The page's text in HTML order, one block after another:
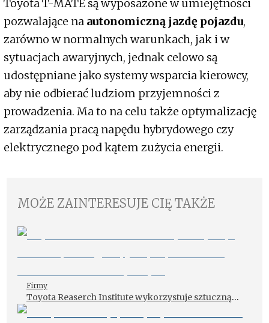
Toyota T-MATE są wyposażone w umiejętności
pozwalające na autonomiczną jazdę pojazdu,
zarówno w normalnych warunkach, jak i w
sytuacjach awaryjnych, jednak celowo są
udostępniane jako systemy wsparcia kierowcy,
aby nie odbierać ludziom przyjemności z
prowadzenia. Ma to na celu także optymalizację
zarządzania pracą napędu hybrydowego czy
elektrycznego pod kątem zużycia energii.
MOŻE ZAINTERESUJE CIĘ TAKŻE
Firmy
Toyota Reaserch Institute wykorzystuje sztuczną
inteligencję do projektowania samochodów